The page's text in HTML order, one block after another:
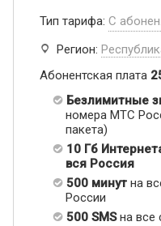
Тип тарифа: С
Регион:
Абонентская плата
Безлимитные
номера МТС
пакета)
10 Гб
вся Россия
500 минут на
России
500 SMSна все